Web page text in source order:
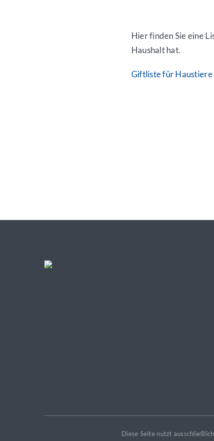
Hier finden Sie eine
Haushalt hat.
Giftliste für Haustiere
Diese Seite nutzt